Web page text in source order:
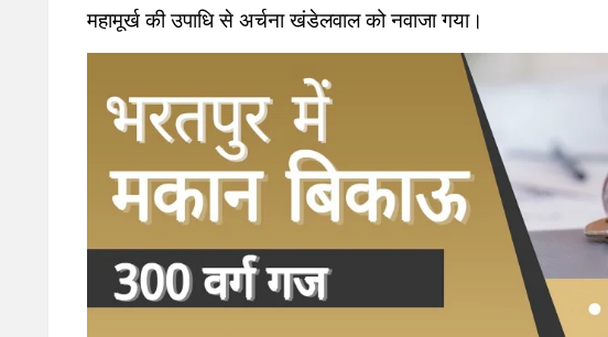
महामूर्ख की उपाधि से अर्चना खंडेलवाल को नवाजा गया।